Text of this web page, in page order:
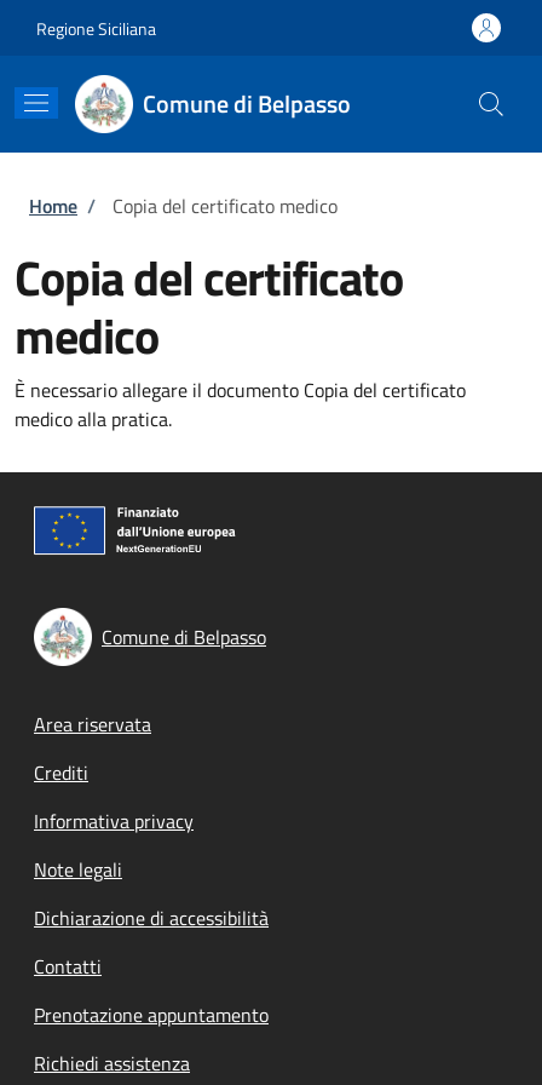
Regione Siciliana
Comune di Belpasso
Briciole di pane
Home / Copia del certificato medico
Copia del certificato
medico
È necessario allegare il documento Copia del certificato
medico alla pratica.
Comune di Belpasso
Footer menu
Area riservata
Crediti
Informativa privacy
Note legali
Dichiarazione di accessibilità
Contatti
Prenotazione appuntamento
Richiedi assistenza